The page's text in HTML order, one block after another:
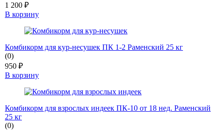
1 200 ₽
В корзину
Комбикорм для кур-несушек ПК 1-2 Раменский 25 кг
(0)
950 ₽
В корзину
Комбикорм для взрослых индеек ПК-10 от 18 нед. Раменский
25 кг
(0)